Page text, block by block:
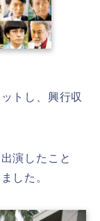
トし、興行収
演したこと
した。